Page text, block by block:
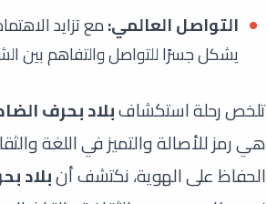
التواصل العالمي:مع تزايد
يشكل جسرًا للتواصل والتفاهم بين
تلخص رحلة استكشافبلاد بحرف
هي رمز للأصالة والتميز في اللغة
الحفاظ على الهوية، نكتشف أنبلاد